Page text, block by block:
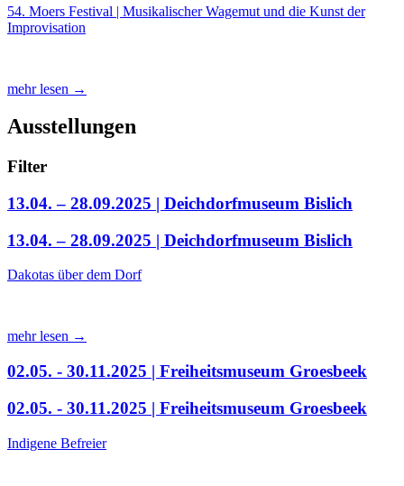
54. Moers Festival | Musikalischer Wagemut und die Kunst der
Improvisation
mehr lesen →
Ausstellungen
Filter
13.04. – 28.09.2025 | Deichdorfmuseum Bislich
13.04. – 28.09.2025 | Deichdorfmuseum Bislich
Dakotas über dem Dorf
mehr lesen →
02.05. - 30.11.2025 | Freiheitsmuseum Groesbeek
02.05. - 30.11.2025 | Freiheitsmuseum Groesbeek
Indigene Befreier